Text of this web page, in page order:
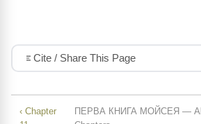
Cite / Share This Page
‹ Chapter
ПЕРВА КНИГА МОЙСЕЯ — All